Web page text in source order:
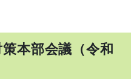
本部会議（令和